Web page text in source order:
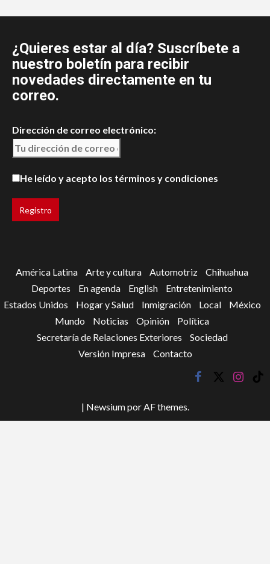
¿Quieres estar al día? Suscríbete a
nuestro boletín para recibir
novedades directamente en tu
correo.
Dirección de correo electrónico:
He leído y acepto los términos y condiciones
América Latina Arte y cultura Automotriz
Chihuahua
Deportes
En agenda English
Entretenimiento
Estados Unidos
Hogar y Salud Inmigración Local
México
Mundo
Noticias Opinión
Política
Secretaría de Relaciones Exteriores
Sociedad
Versión Impresa
Contacto
facebook
twitter
tik
| Newsiumpor AF themes.